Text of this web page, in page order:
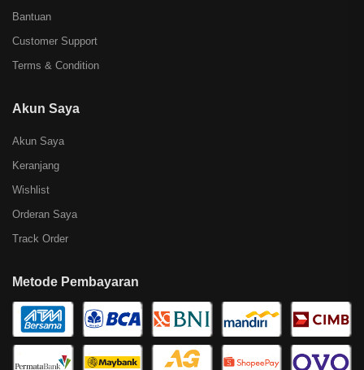
Bantuan
Customer Support
Terms & Condition
Akun Saya
Akun Saya
Keranjang
Wishlist
Orderan Saya
Track Order
Metode Pembayaran